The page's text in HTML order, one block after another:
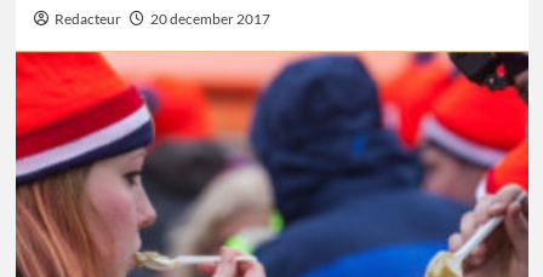
Redacteur 20 december 2017